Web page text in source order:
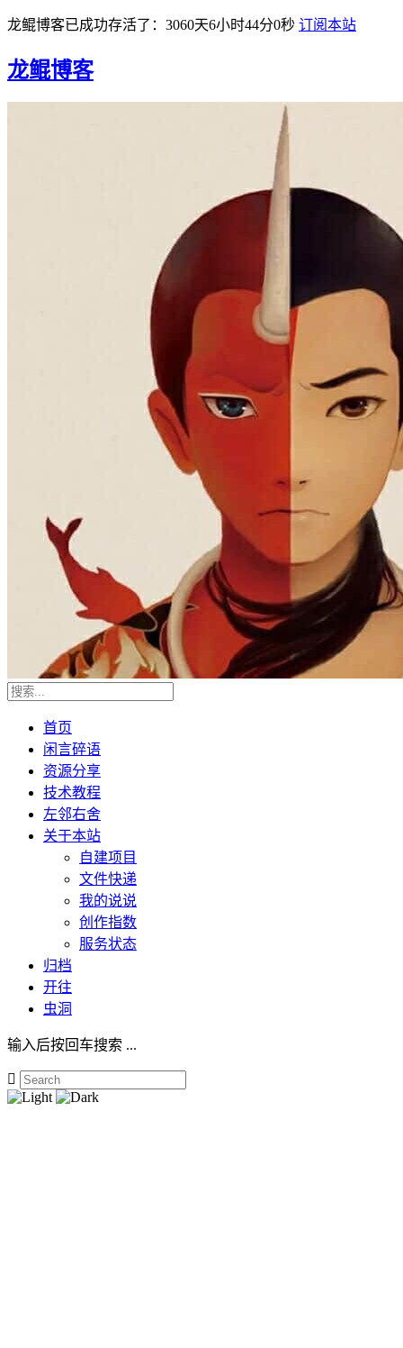
龙鲲博客已成功存活了：3060天6小时44分0秒 订阅本站
龙鲲博客
首页
闲言碎语
资源分享
技术教程
左邻右舍
关于本站
自建项目
文件快递
我的说说
创作指数
服务状态
归档
开往
虫洞
输入后按回车搜索 ...
